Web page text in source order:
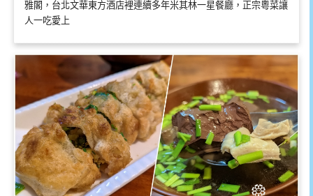
雅閣，台北文華東方酒店裡連續多年米其林一星餐廳，正宗粵菜讓
人一吃愛上